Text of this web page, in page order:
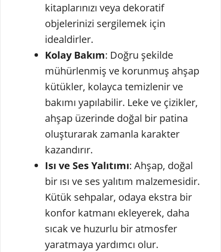
kitaplarınızı veya dekoratif
objelerinizi sergilemek için
idealdirler.
Kolay Bakım: Doğru şekilde
mühürlenmiş ve korunmuş ahşap
kütükler, kolayca temizlenir ve
bakımı yapılabilir. Leke ve çizikler,
ahşap üzerinde doğal bir patina
oluşturarak zamanla karakter
kazandırır.
Isı ve Ses Yalıtımı: Ahşap, doğal
bir ısı ve ses yalıtım malzemesidir.
Kütük sehpalar, odaya ekstra bir
konfor katmanı ekleyerek, daha
sıcak ve huzurlu bir atmosfer
yaratmaya yardımcı olur.